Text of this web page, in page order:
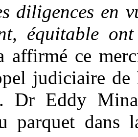
diligences en
équitable
affirmé ce
judiciaire
Dr Eddy
parquet dans